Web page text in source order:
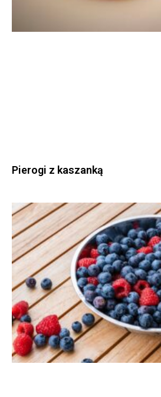
Pierogi z kaszanką